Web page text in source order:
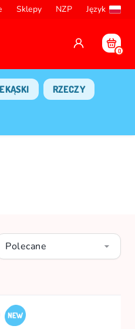
Sklepy NZP Język
0
RZECZY
Polecane